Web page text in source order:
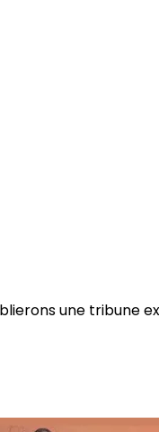
une tribune